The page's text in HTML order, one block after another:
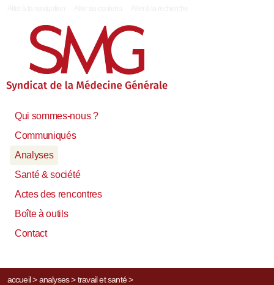
Qui sommes-nous ?
Communiqués
Analyses
Santé & société
Actes des rencontres
Boîte à outils
Contact
accueil> analyses> travail et santé>